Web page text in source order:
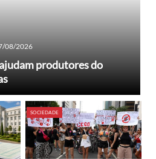
08/2026
produtores do
SOCIEDADE